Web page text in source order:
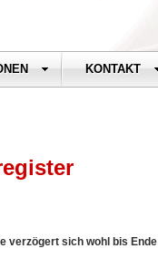
KONTAKT
verzögert sich wohl bis Ende